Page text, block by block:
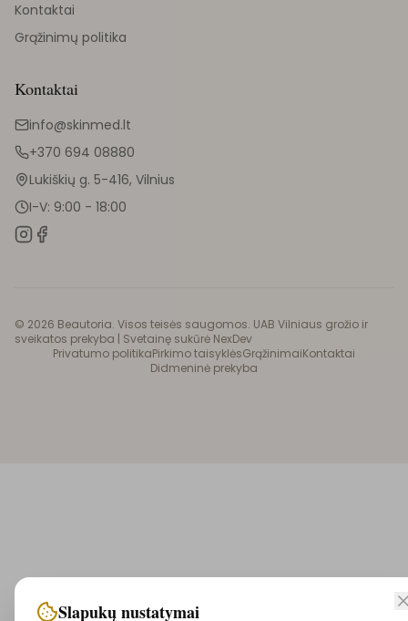
Kontaktai
Grąžinimų politika
Kontaktai
info@skinmed.lt
+370 694 08880
Lukiškių g. 5-416, Vilnius
I-V: 9:00 - 18:00
© 2026 Beautoria. Visos teisės saugomos. UAB Vilniaus grožio ir
sveikatos prekyba | Svetainę sukūrė NexDev
Privatumo politikaPirkimo taisyklėsGrąžinimaiKontaktai
Didmeninė prekyba
Slapukų nustatymai